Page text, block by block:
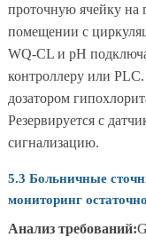
проточную ячейку на
помещении с
WQ-CL и pH
контроллеру или
дозатором
Резервируется с
сигнализацию.
5.3 Больничные
мониторинг
Анализ требований: